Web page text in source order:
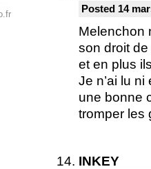
Posted 14
Melenchon
son droit
et en plus
Je n’ai lu
une bonne
tromper les
INKEY